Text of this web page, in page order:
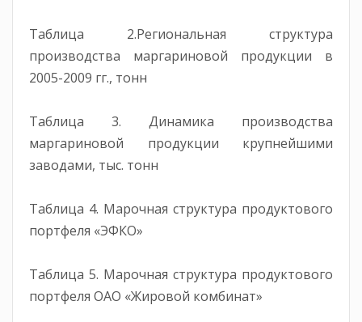
Таблица 2.Региональная структура
производства маргариновой продукции в
2005-2009 гг., тонн
Таблица 3. Динамика производства
маргариновой продукции крупнейшими
заводами, тыс. тонн
Таблица 4. Марочная структура продуктового
портфеля «ЭФКО»
Таблица 5. Марочная структура продуктового
портфеля ОАО «Жировой комбинат»